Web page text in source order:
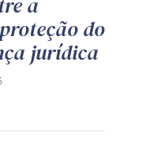
do
jurídica